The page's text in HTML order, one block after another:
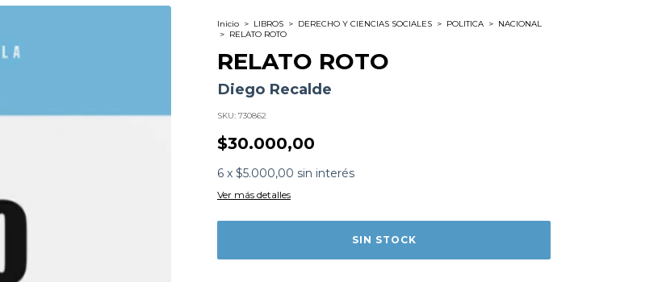
Inicio > LIBROS > DERECHO Y CIENCIAS SOCIALES > POLITICA > NACIONAL
> RELATO ROTO
RELATO ROTO
Diego Recalde
SKU: 730862
$30.000,00
6 x $5.000,00 sin interés
Ver más detalles